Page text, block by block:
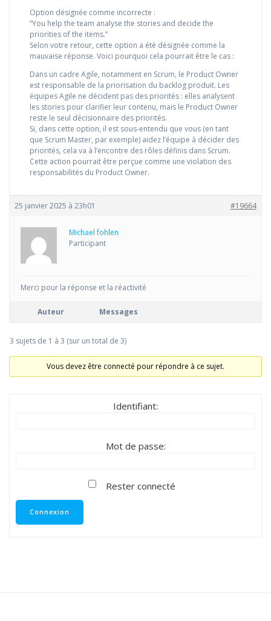
Option désignée comme incorrecte :
“You help the team analyse the stories and decide the
priorities of the items.”
Selon votre retour, cette option a été désignée comme la
mauvaise réponse. Voici pourquoi cela pourrait être le cas :
Dans un cadre Agile, notamment en Scrum, le Product Owner
est responsable de la priorisation du backlog produit. Les
équipes Agile ne décident pas des priorités : elles analysent
les stories pour clarifier leur contenu, mais le Product Owner
reste le seul décisionnaire des priorités.
Si, dans cette option, il est sous-entendu que vous (en tant
que Scrum Master, par exemple) aidez l’équipe à décider des
priorités, cela va à l’encontre des rôles définis dans Scrum.
Cette action pourrait être perçue comme une violation des
responsabilités du Product Owner.
25 janvier 2025 à 23h01 #19664
Michael fohlen
Participant
Merci pour la réponse et la réactivité
Auteur Messages
3 sujets de 1 à 3 (sur un total de 3)
Vous devez être connecté pour répondre à ce sujet.
Identifiant:
Mot de passe:
Rester connecté
Connexion